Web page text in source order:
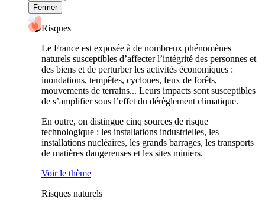
Fermer
Risques
Le France est exposée à de nombreux phénomènes
naturels susceptibles d’affecter l’intégrité des personnes et
des biens et de perturber les activités économiques :
inondations, tempêtes, cyclones, feux de forêts,
mouvements de terrains... Leurs impacts sont susceptibles
de s’amplifier sous l’effet du dérèglement climatique.
En outre, on distingue cinq sources de risque
technologique : les installations industrielles, les
installations nucléaires, les grands barrages, les transports
de matières dangereuses et les sites miniers.
Voir le thème
Risques naturels